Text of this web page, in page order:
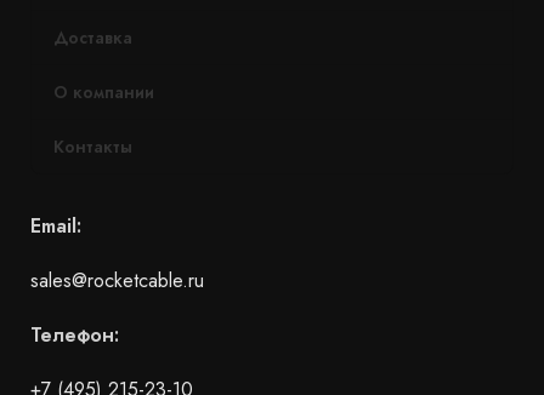
Доставка
О компании
Контакты
Email:
sales@rocketcable.ru
Телефон:
+7 (495) 215-23-10